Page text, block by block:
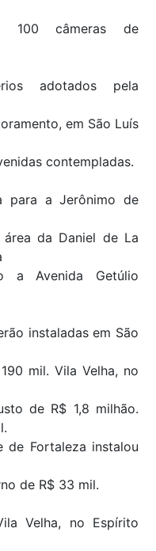
100 câmeras de
adotados pela
em São Luís
contempladas.
para a Jerônimo de
da Daniel de La
a Avenida Getúlio
instaladas em São
mil. Vila Velha, no
de R$ 1,8 milhão.
de Fortaleza instalou
de R$ 33 mil.
Velha, no Espírito